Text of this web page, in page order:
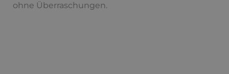
ohne Überraschungen.